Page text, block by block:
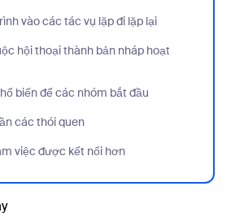
vào các tác vụ lặp đi lặp lại
trình vào các tác vụ lặp đi lặp lại
hội thoại thành bản nháp hoạt
cuộc hội thoại thành bản nháp hoạt
biến để các nhóm bắt đầu
phổ biến để các nhóm bắt đầu
các thói quen
dần các thói quen
việc được kết nối hơn
làm việc được kết nối hơn